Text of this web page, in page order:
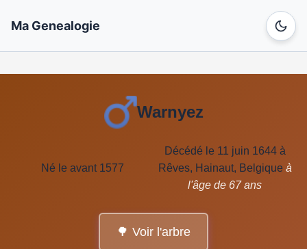
Ma Genealogie
Warnyez
Né le avant 1577
Décédé le 11 juin 1644 à
Rêves, Hainaut, Belgique à
l'âge de 67 ans
🌳 Voir l'arbre